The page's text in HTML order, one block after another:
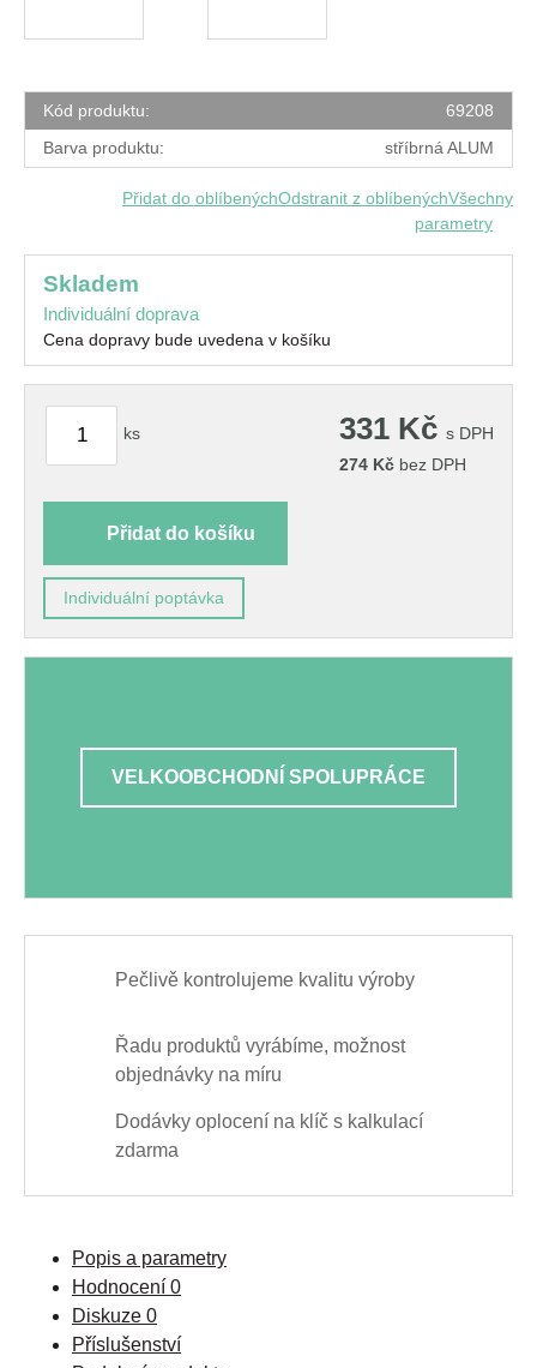
Kód produktu:
69208
Barva produktu:
stříbrná ALUM
Přidat do oblíbenýchOdstranit z oblíbenýchVšechny
parametry
skladem
Individuální doprava
Cena dopravy bude uvedena v košíku
ks 331 Kč s DPH
274 Kč bez DPH
Přidat do košíku
Individuální poptávka
VELKOOBCHODNÍ SPOLUPRÁCE
Pečlivě kontrolujeme kvalitu výroby
Řadu produktů vyrábíme, možnost
objednávky na míru
Dodávky oplocení na klíč s kalkulací
zdarma
Popis a parametry
Hodnocení 0
Diskuze 0
Příslušenství